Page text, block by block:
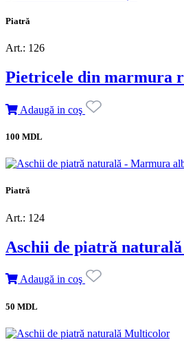
Piatră
Art.: 126
Pietricele din marmura
Adaugă in coş
100 MDL
Piatră
Art.: 124
Aschii de piatră
Adaugă in coş
50 MDL